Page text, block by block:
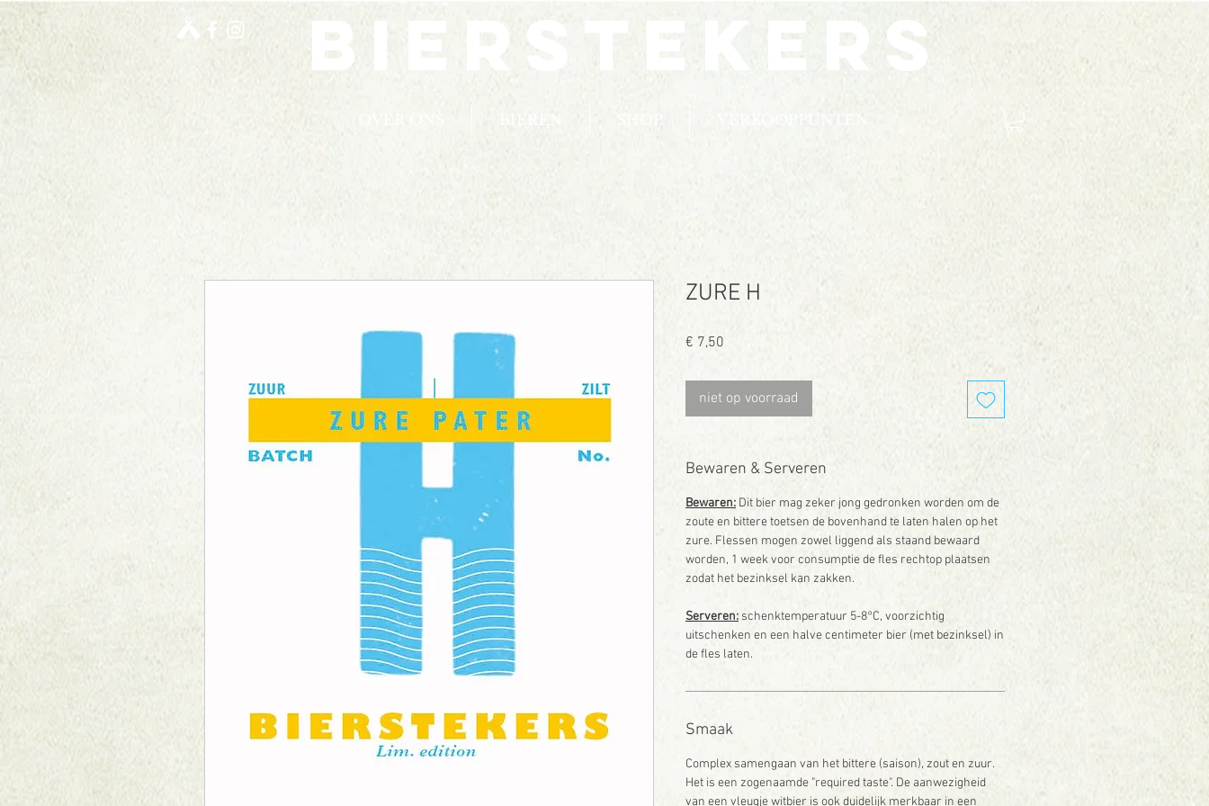
bierstekers
BIEREN VERKOOPPUNTEN
ZURE H
€ 7,50
niet op voorraad
Bewaren & Serveren
Bewaren: Dit bier mag zeker jong gedronken worden om de
zoute en bittere toetsen de bovenhand te laten halen op het
zure. Flessen mogen zowel liggend als staand bewaard
worden, 1 week voor consumptie de fles rechtop plaatsen
zodat het bezinksel kan zakken.
Serveren: schenktemperatuur 5-8°C, voorzichtig
uitschenken en een halve centimeter bier (met bezinksel) in
de fles laten.
Smaak
Complex samengaan van het bittere (saison), zout en zuur.
Het is een zogenaamde "required taste". De aanwezigheid
van een vleugje witbier is ook duidelijk merkbaar in een